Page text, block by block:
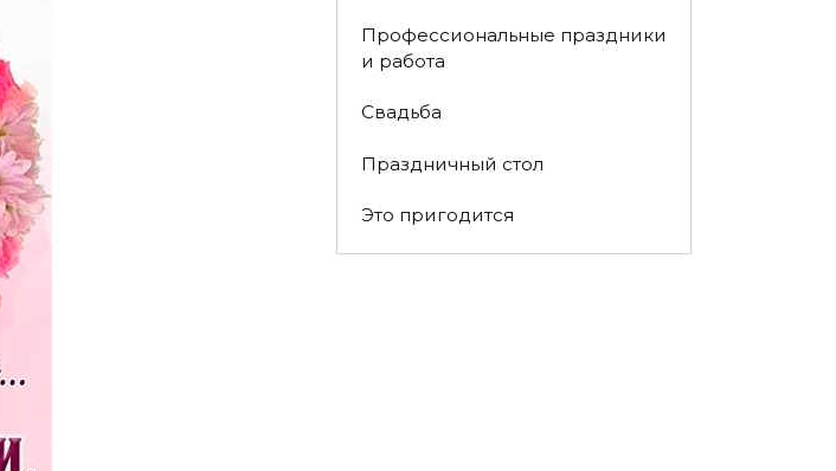
Профессиональные праздники
и работа
Свадьба
Праздничный стол
Это пригодится